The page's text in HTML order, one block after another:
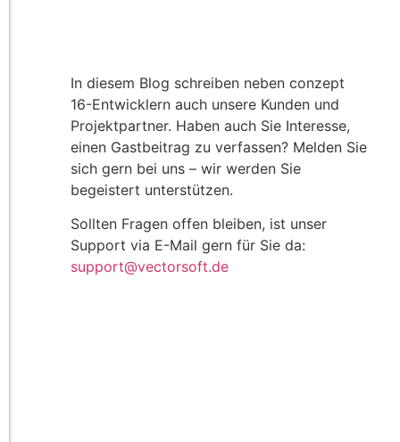
In diesem Blog schreiben neben conzept
16-Entwicklern auch unsere Kunden und
Projektpartner. Haben auch Sie Interesse,
einen Gastbeitrag zu verfassen? Melden Sie
sich gern bei uns – wir werden Sie
begeistert unterstützen.
Sollten Fragen offen bleiben, ist unser
Support via E-Mail gern für Sie da:
support@vectorsoft.de